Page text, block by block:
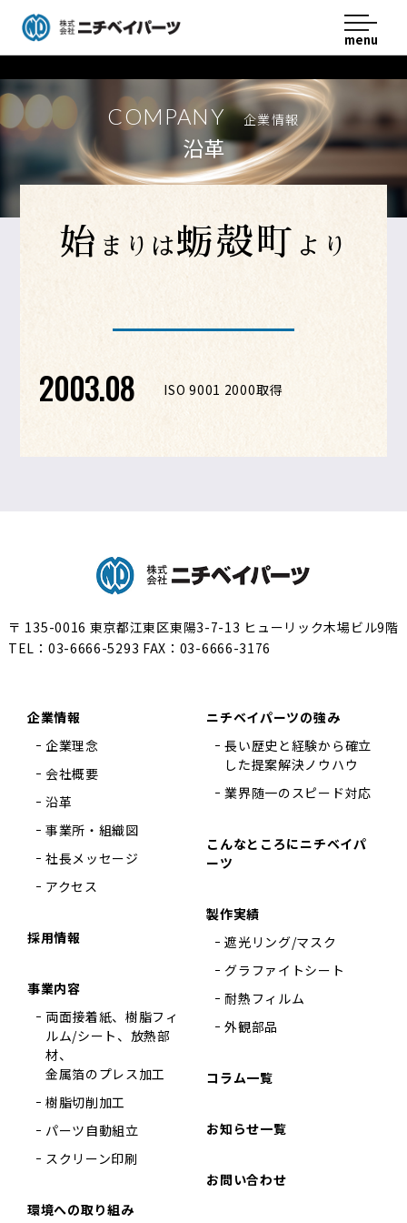
ニチベイパーツ
menu
COMPANY 企業情報
沿革
始 まりは蛎殻町 より
2003.08 ISO 9001 2000取得
〒 135-0016 東京都江東区東陽3-7-13 ヒューリック木場ビル9階
TEL： 03-6666-5293 FAX：03-6666-3176
企業情報
企業理念
会社概要
沿革
事業所・組織図
社長メッセージ
アクセス
採用情報
事業内容
両面接着紙、樹脂フィ
ルム/シート、放熱部
材、
金属箔のプレス加工
樹脂切削加工
パーツ自動組立
スクリーン印刷
環境への取り組み
ニチベイパーツの強み
長い歴史と経験から確立
した提案解決ノウハウ
業界随一のスピード対応
こんなところにニチベイパ
ーツ
製作実績
遮光リング/マスク
グラファイトシート
耐熱フィルム
外観部品
コラム一覧
お知らせ一覧
お問い合わせ